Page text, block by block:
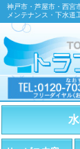
神戸市・芦屋市・西宮
メンテナンス・下水道